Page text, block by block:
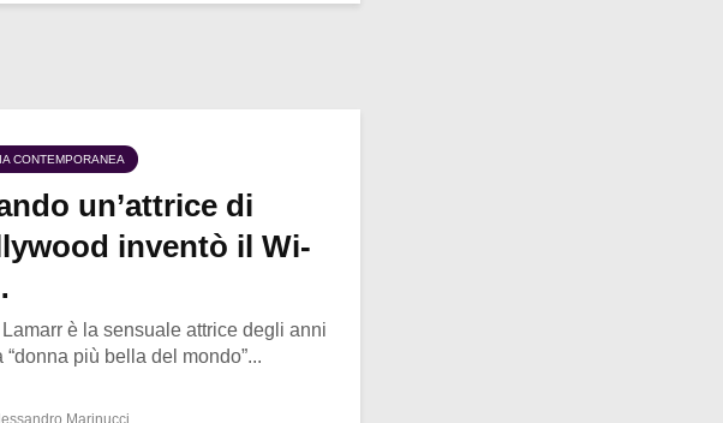
CONTEMPORANEA
un’attrice di
inventò il Wi-
è la sensuale attrice degli anni
“donna più bella del mondo”...
Marinucci